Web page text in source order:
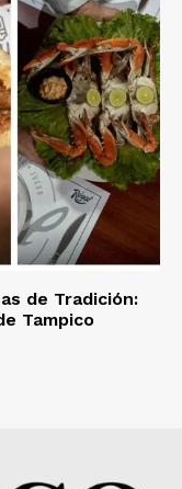
de Tradición:
Tampico